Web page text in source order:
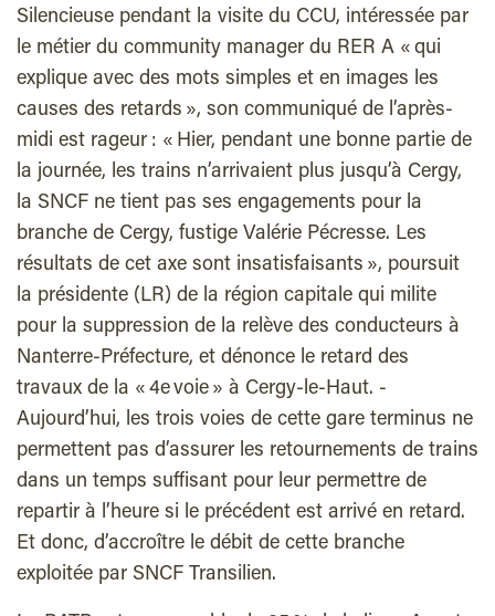
Silencieuse pendant la visite du CCU, intéressée par
le métier du community manager du RER A « qui
explique avec des mots simples et en images les
causes des retards », son communiqué de l’après-
midi est rageur : « Hier, pendant une bonne partie de
la journée, les trains n’arrivaient plus jusqu’à Cergy,
la SNCF ne tient pas ses engagements pour la
branche de Cergy, fustige Valérie Pécresse. Les
résultats de cet axe sont insatisfaisants », poursuit
la présidente (LR) de la région capitale qui milite
pour la suppression de la relève des conducteurs à
Nanterre-Préfecture, et dénonce le retard des
travaux de la « 4e voie » à Cergy-le-Haut. ­
Aujourd’hui, les trois voies de cette gare terminus ne
permettent pas d’assurer les retournements de trains
dans un temps suffisant pour leur permettre de
repartir à l’heure si le précédent est arrivé en retard.
Et donc, d’accroître le débit de cette branche
exploitée par SNCF Transilien.